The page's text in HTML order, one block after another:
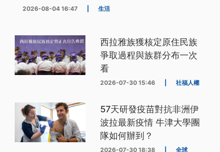
2026-08-04 16:47 生活
西拉雅族獲核定原住民族
爭取過程與族群分布一次
看
2026-07-30 15:46 社福人權
57天研發疫苗對抗非洲伊
波拉最新疫情 牛津大學團
隊如何辦到？
2026-07-30 18:38 全球